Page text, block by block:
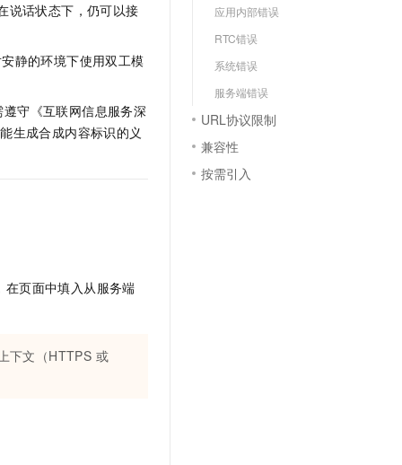
说话状态下，仍可以接
静的环境下使用双工模
守《互联网信息服务深
生成合成内容标识的义
在页面中填入从服务端
下文（HTTPS 或
应用内部错误
RTC错误
系统错误
服务端错误
URL协议限制
兼容性
按需引入
创作平台 多模态内容创作工具，已接入 DeepSeek
提取 与 AI 智能体进行实时音视频通话
构建大模型应用的安全防护体系
自然语言处理